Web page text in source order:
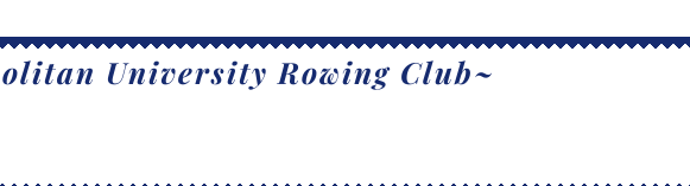
University Rowing Club~